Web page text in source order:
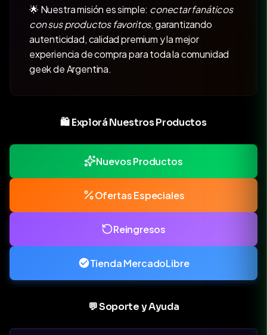
🌟 Nuestra misión es simple: conectar fanáticos
con sus productos favoritos, garantizando
autenticidad, calidad premium y la mejor
experiencia de compra para toda la comunidad
geek de Argentina.
🛍️ Explorá Nuestros Productos
Nuevos Productos
Ofertas Especiales
Reingresos
Tienda MercadoLibre
💬 Soporte y Ayuda